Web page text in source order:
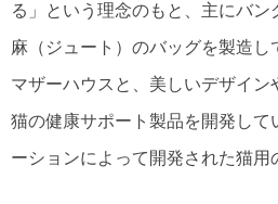
る」という理念のもと、主にバ
麻（ジュート）のバッグを製造し
マザーハウスと、美しいデザイン
猫の健康サポート製品を開発して
ーションによって開発された猫用